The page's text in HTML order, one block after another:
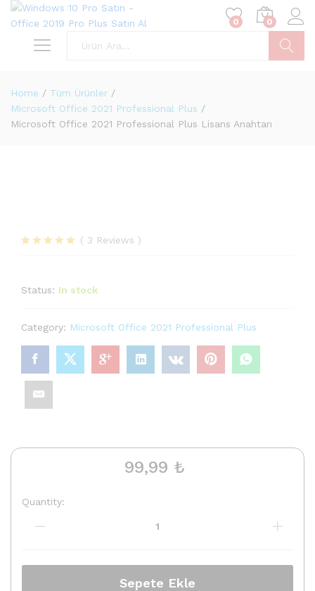
0 0
Home / Tüm Ürünler /
Microsoft Office 2021 Professional Plus /
Microsoft Office 2021 Professional Plus Lisans Anahtarı
üzerinden
( 3 Reviews )
Status: In stock
Category: Microsoft Office 2021 Professional Plus
99,99 ₺
Microsoft
Plus
Quantity:
Sepete Ekle